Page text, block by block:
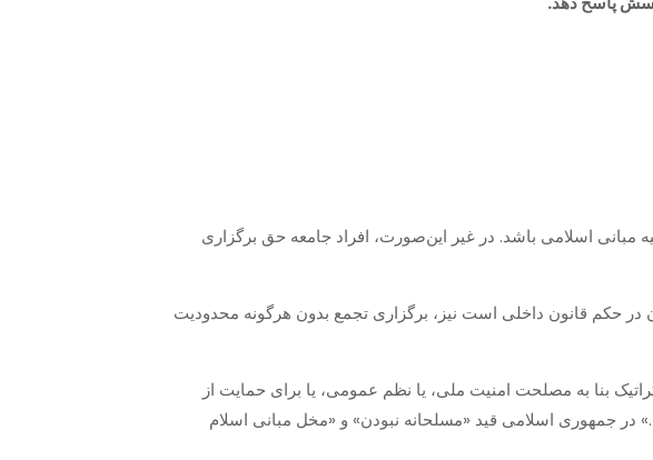
مبانی اسلامی باشد. در غیر این‌صورت، افراد جامعه حق برگزاری
آن در حکم قانون داخلی است نیز، برگزاری تجمع بدون هرگونه محدودیت
بنا به مصلحت امنیت ملی، یا نظم عمومی‌، یا برای حمایت از
در جمهوری اسلامی قید «مسلحانه نبودن» و «مخل مبانی اسلام